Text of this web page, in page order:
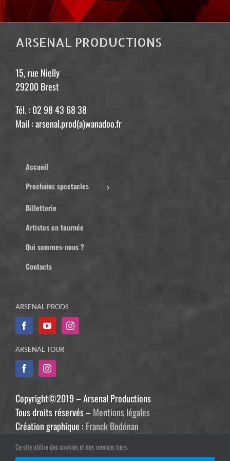
ARSENAL PRODUCTIONS
15, rue Nielly
29200 Brest
Tél. : 02 98 43 68 38
Mail : arsenal.prod(a)wanadoo.fr
Accueil
Prochains spectacles
Billetterie
Artistes en tournée
Qui sommes-nous ?
Contacts
ARSENAL PRODS
ARSENAL TOUR
Copyright©2019 – Arsenal Productions
Tous droits réservés –Mentions légales
Création graphique : Franck Bodénan
Ce site utilise des cookies et des services tiers.